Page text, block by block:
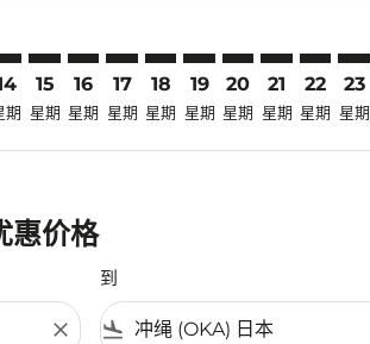
期
15
星期
16
星期
17
星期
18
星期
19
星期
20
星期
21
星期
22
星期
23
星期
惠价格
close
到
flight_land